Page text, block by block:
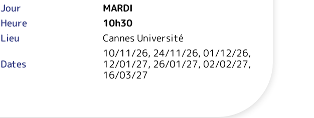
Jour
MARDI
Heure
10h30
Lieu
Cannes Université
Dates
10/11/26, 24/11/26, 01/12/26,
12/01/27, 26/01/27, 02/02/27,
16/03/27